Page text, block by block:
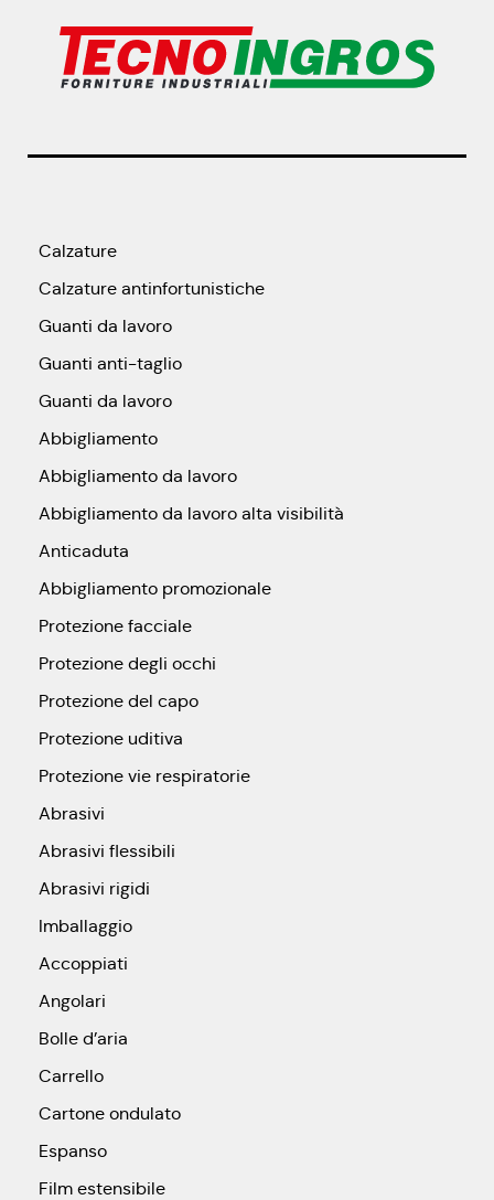
Calzature
Calzature antinfortunistiche
Guanti da lavoro
Guanti anti-taglio
Guanti da lavoro
Abbigliamento
Abbigliamento da lavoro
Abbigliamento da lavoro alta visibilità
Anticaduta
Abbigliamento promozionale
Protezione facciale
Protezione degli occhi
Protezione del capo
Protezione uditiva
Protezione vie respiratorie
Abrasivi
Abrasivi flessibili
Abrasivi rigidi
Imballaggio
Accoppiati
Angolari
Bolle d’aria
Carrello
Cartone ondulato
Espanso
Film estensibile